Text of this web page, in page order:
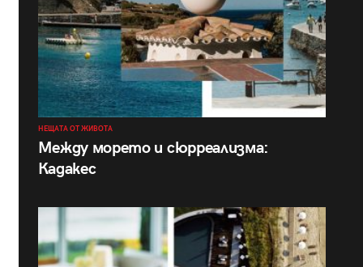
НЕЩАТА ОТ ЖИВОТА
Между морето и сюрреализма:
Кадакес